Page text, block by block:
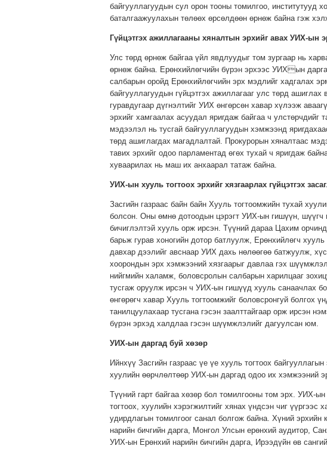
байгууллагуудын сул орон тооны томилгоо, институтууд
баталгаажуулахын төлөөх өрсөлдөөн өрнөж байна гэж
Гүйцэтгэх ажиллагааны хяналтын эрхийг авах УИХ-ын
Улс төрд өрнөж байгаа үйл явдлуудыг том зургаар нь
өрнөж байна. Ерөнхийлөгчийн бүрэн эрхээс УИХын
салбарын оройд Ерөнхийлөгчийн эрх мэдлийг хадгалах
байгууллагуудын гүйцэтгэх ажиллагааг улс төрд
гуравдугаар дүгнэлтийг УИХ өнгөрсөн хавар хүлээж
эрхийг хамгаалах асуудал яригдаж байгаа ч улстөрчдийг
мэдээлэл нь тусгай байгууллагуудын хэмжээнд
төрд ашиглагдах магадлалтай. Прокурорын хяналтаас
тавих эрхийг одоо парламентад өгөх тухай ч яригдаж
хуваарилах нь маш их анхаарал татаж байна.
УИХ-ын хууль тогтоох эрхийг хязгаарлах гүйцэтгэх
Засгийн газраас байн байн Хууль тогтоомжийн тухай
болсон. Оны өмнө дотоодын цэрэгт УИХ-ын гишүүн, шүүгч
бичиглэлтэй хууль орж ирсэн. Түүний дараа Цахим
барьж гурав хоногийн дотор батлуулж, Ерөнхийлөгч
давхар дээлийг авснаар УИХ дахь нөлөөгөө батжуулж,
хоорондын эрх хэмжээний хязгаарыг давлаа гэх
нийгмийн халамж, боловсролын салбарын харилцааг
тусгаж оруулж ирсэн ч УИХ-ын гишүүд хууль санаачлах
өнгөрөгч хавар Хууль тогтоомжийг боловсронгуй болгох
танилцуулахаар тусгана гэсэн заалттайгаар орж ирсэн
бүрэн эрхэд халдлаа гэсэн шүүмжлэлийг дагуулсан юм.
УИХ-ын даргад буй хөзөр
Ийнхүү Засгийн газраас үе үе хууль тогтоох
хуулийн өөрчлөлтөөр УИХ-ын даргад одоо их хэмжээний
Түүний гарт байгаа хөзөр бол томилгооны том эрх. УИХ-
тогтоох, хуулийн хэрэгжилтийг хянах үндсэн чиг
удирдлагын томилгоог санал болгож байна. Хүний
нарийн бичгийн дарга, Монгол Улсын ерөнхий аудитор,
УИХ-ын Ерөнхий нарийн бичгийн дарга, Ирээдүйн өв